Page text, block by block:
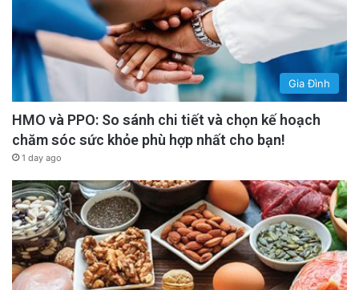
Gia Đình
HMO và PPO: So sánh chi tiết và chọn kế hoạch
chăm sóc sức khỏe phù hợp nhất cho bạn!
1 day ago